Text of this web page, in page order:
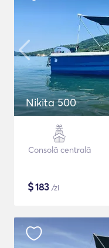
Nikita 500
Consolă centrală
$183 /zi